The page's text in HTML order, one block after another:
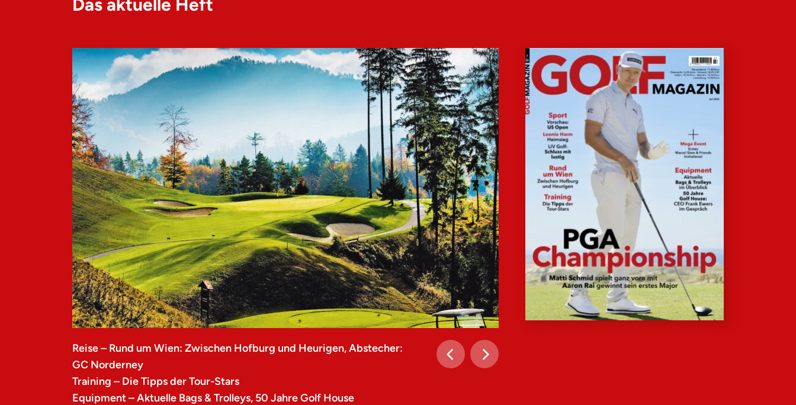
Das aktuelle Heft
Reise – Rund um Wien: Zwischen Hofburg und Heurigen, Abstecher:
GC Norderney
Training – Die Tipps der Tour-Stars
Equipment – Aktuelle Bags & Trolleys, 50 Jahre Golf House